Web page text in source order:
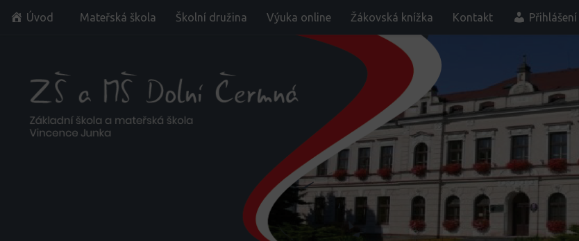
Skip to content
Úvod Mateřská škola Školní družina Výuka online Žákovská knížka Kontakt